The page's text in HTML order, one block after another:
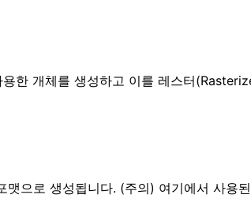
한 개체를 생성하고 이를 레스터
으로 생성됩니다. (주의) 여기에서 사용